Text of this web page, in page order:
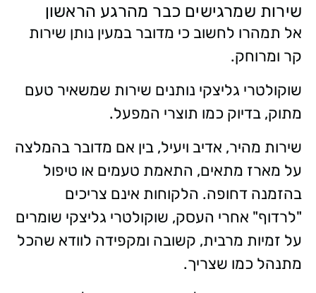
שירות שמרגישים כבר מהרגע הראשון
אל תמהרו לחשוב כי מדובר במעין נותן שירות
קר ומרוחק.
שוקולטרי גליצקי נותנים שירות שמשאיר טעם
מתוק, בדיוק כמו תוצרי המפעל.
שירות מהיר, אדיב ויעיל, בין אם מדובר בהמלצה
על מארז מתאים, התאמת טעמים או טיפול
בהזמנה דחופה. הלקוחות אינם צריכים
"לרדוף" אחרי העסק, שוקולטרי גליצקי שומרים
על זמיות מרבית, קשובה ומקפידה לוודא שהכל
מתנהל כמו שצריך.